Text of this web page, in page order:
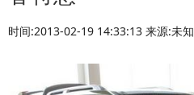
时间:2013-02-19 14:33:13 来源:未知